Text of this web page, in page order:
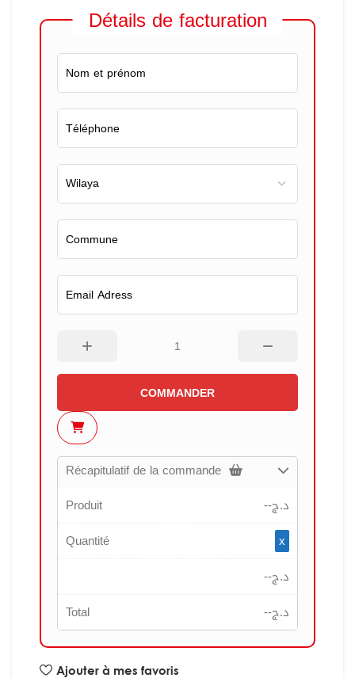
Détails de facturation
COMMANDER
Récapitulatif de la commande
Produit
--د.ج
Quantité
x
--د.ج
Total
--د.ج
Ajouter à mes favoris